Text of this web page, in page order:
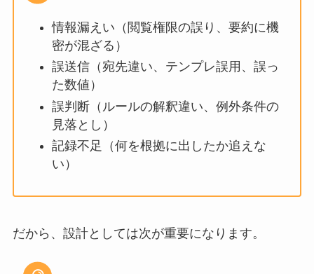
情報漏えい（閲覧権限の誤り、要約に機
密が混ざる）
誤送信（宛先違い、テンプレ誤用、誤っ
た数値）
誤判断（ルールの解釈違い、例外条件の
見落とし）
記録不足（何を根拠に出したか追えな
い）
だから、設計としては次が重要になります。